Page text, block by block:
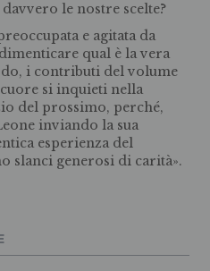
le nostre scelte?
e agitata da
qual è la vera
i contributi del volume
si inquieti nella
del prossimo, perché,
inviando la sua
esperienza del
slanci generosi di carità».